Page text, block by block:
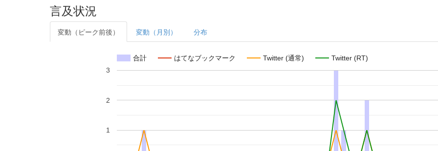
言及状況
変動（ピーク前後） 変動（月別） 分布
合計 はてなブックマーク Twitter (通常) Twitter (RT)
1
2
3